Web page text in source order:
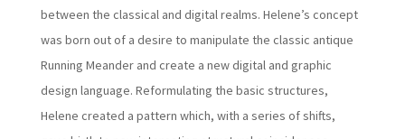
between the classical and digital realms. Helene’s concept
was born out of a desire to manipulate the classic antique
Running Meander and create a new digital and graphic
design language. Reformulating the basic structures,
Helene created a pattern which, with a series of shifts,